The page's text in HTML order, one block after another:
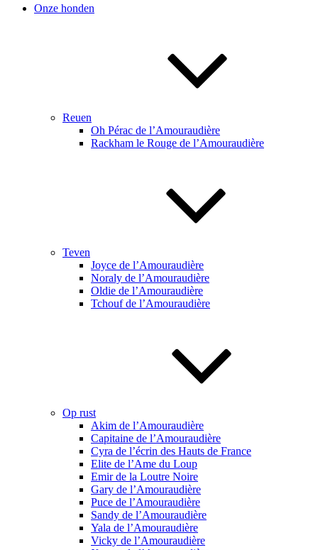
Onze honden
Reuen
Oh Pérac de l’Amouraudière
Rackham le Rouge de l’Amouraudière
Teven
Joyce de l’Amouraudière
Noraly de l’Amouraudière
Oldie de l’Amouraudière
Tchouf de l’Amouraudière
Op rust
Akim de l’Amouraudière
Capitaine de l’Amouraudière
Cyra de l’écrin des Hauts de France
Elite de l’Ame du Loup
Emir de la Loutre Noire
Gary de l’Amouraudière
Puce de l’Amouraudière
Sandy de l’Amouraudière
Yala de l’Amouraudière
Vicky de l’Amouraudière